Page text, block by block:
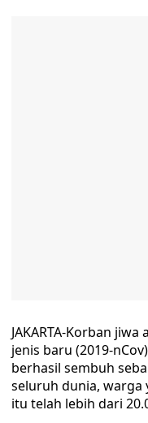
JAKARTA-Korban
jenis baru (2019-
berhasil sembuh
seluruh dunia,
itu telah lebih dari